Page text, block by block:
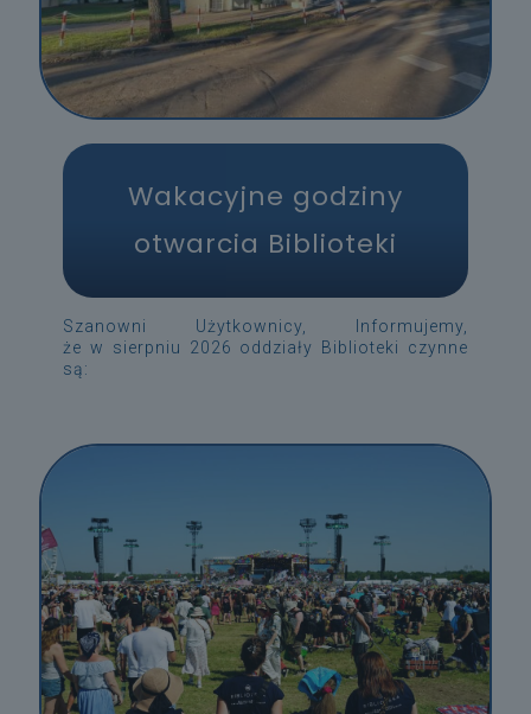
Wakacyjne godziny
otwarcia Biblioteki
Szanowni Użytkownicy, Informujemy,
że w sierpniu 2026 oddziały Biblioteki czynne
są: